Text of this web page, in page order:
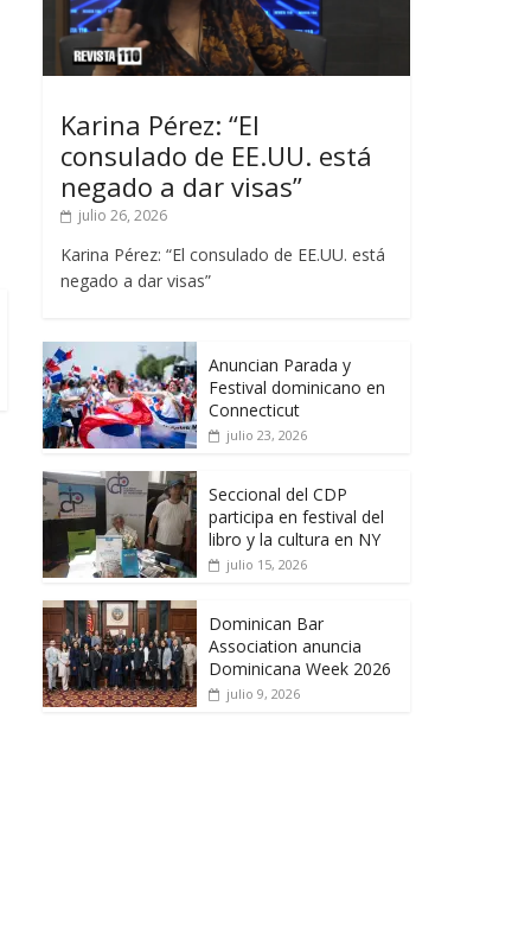
Karina Pérez: “El
consulado de EE.UU. está
negado a dar visas”
julio 26, 2026
Karina Pérez: “El consulado de EE.UU. está
negado a dar visas”
Anuncian Parada y
Festival dominicano en
Connecticut
julio 23, 2026
Seccional del CDP
participa en festival del
libro y la cultura en NY
julio 15, 2026
Dominican Bar
Association anuncia
Dominicana Week 2026
julio 9, 2026